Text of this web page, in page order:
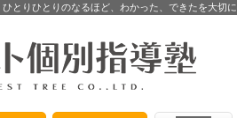
ひとりひとりのなるほど、わかった、できたを大切に